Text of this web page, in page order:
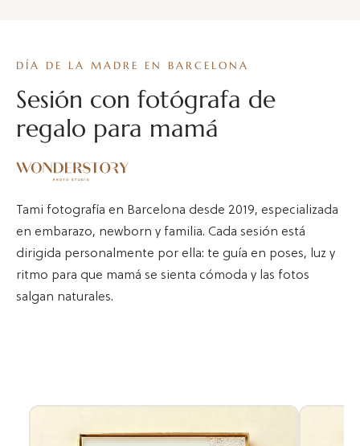
DÍA DE LA MADRE EN BARCELONA
Sesión con fotógrafa de
regalo para mamá
Tami fotografía en Barcelona desde 2019, especializada
en embarazo, newborn y familia. Cada sesión está
dirigida personalmente por ella: te guía en poses, luz y
ritmo para que mamá se sienta cómoda y las fotos
salgan naturales.